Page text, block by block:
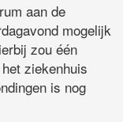
aan de
mogelijk
zou één
ziekenhuis
is nog